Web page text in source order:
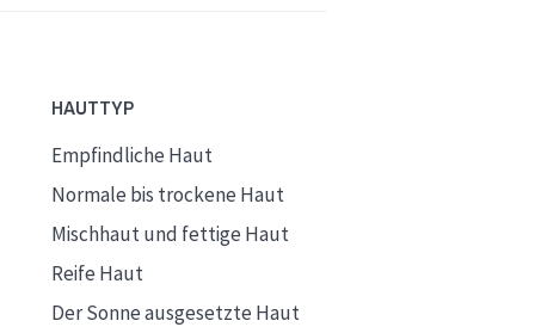
HAUTTYP
Empfindliche Haut
Normale bis trockene Haut
Mischhaut und fettige Haut
Reife Haut
Der Sonne ausgesetzte Haut